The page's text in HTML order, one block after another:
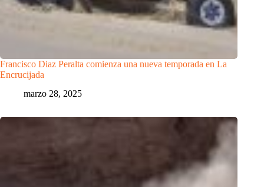
Francisco Diaz Peralta comienza una nueva temporada en La
Encrucijada
marzo 28, 2025